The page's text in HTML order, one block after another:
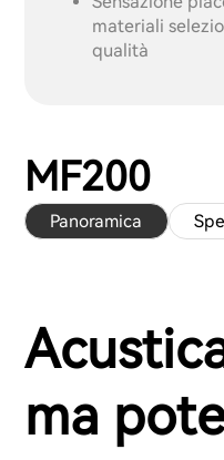
materiali
qualità
MF200
Panoramica
ma